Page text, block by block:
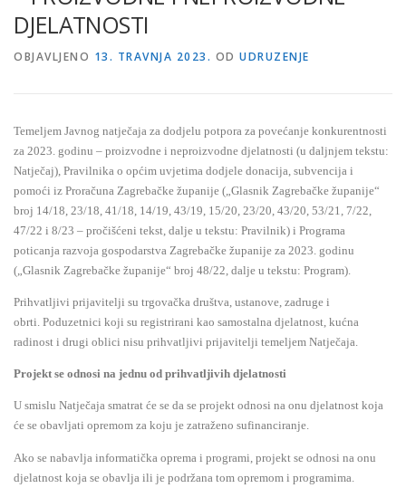
GALERIJA KONTAKT
DJELATNOSTI
OBJAVLJENO 13. TRAVNJA 2023. OD UDRUZENJE
Temeljem Javnog natječaja za dodjelu potpora za povećanje konkurentnosti
za 2023. godinu – proizvodne i neproizvodne djelatnosti (u daljnjem tekstu:
Natječaj), Pravilnika o općim uvjetima dodjele donacija, subvencija i
pomoći iz Proračuna Zagrebačke županije („Glasnik Zagrebačke županije“
broj 14/18, 23/18, 41/18, 14/19, 43/19, 15/20, 23/20, 43/20, 53/21, 7/22,
47/22 i 8/23 – pročišćeni tekst, dalje u tekstu: Pravilnik) i Programa
poticanja razvoja gospodarstva Zagrebačke županije za 2023. godinu
(„Glasnik Zagrebačke županije“ broj 48/22, dalje u tekstu: Program).
Prihvatljivi prijavitelji su trgovačka društva, ustanove, zadruge i
obrti. Poduzetnici koji su registrirani kao samostalna djelatnost, kućna
radinost i drugi oblici nisu prihvatljivi prijavitelji temeljem Natječaja.
Projekt se odnosi na jednu od prihvatljivih djelatnosti
U smislu Natječaja smatrat će se da se projekt odnosi na onu djelatnost koja
će se obavljati opremom za koju je zatraženo sufinanciranje.
Ako se nabavlja informatička oprema i programi, projekt se odnosi na onu
djelatnost koja se obavlja ili je podržana tom opremom i programima.